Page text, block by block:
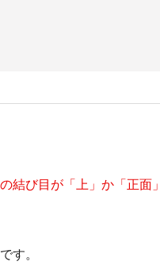
び目が「上」か「正面
す。